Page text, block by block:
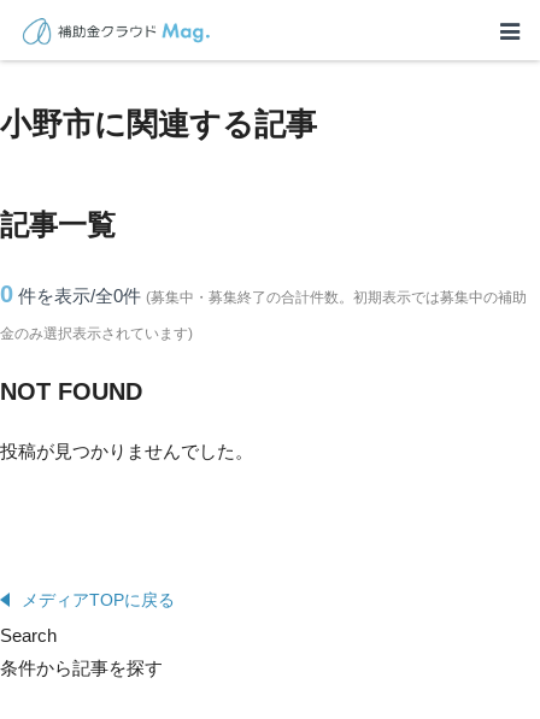
TOP > 補助金・助成金詳細>兵庫県
小野市に関連する記事
記事一覧
0 件を表示/全0件 (募集中・募集終了の合計件数。初期表示では募集中の補助
金のみ選択表示されています)
NOT FOUND
投稿が見つかりませんでした。
メディアTOPに戻る
Search
条件から記事を探す